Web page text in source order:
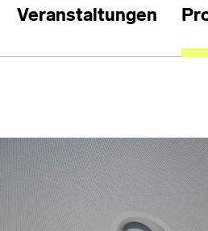
Veranstaltungen